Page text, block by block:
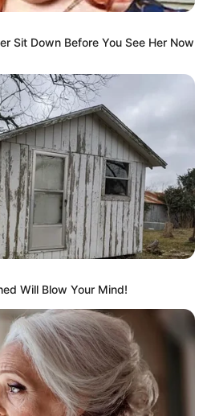
di
7 Potret
Berusia
Sit Down Before You See Her Now
Will Blow Your Mind!